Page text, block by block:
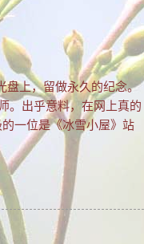
上，留做永久的纪念。
。出乎意料，在网上真的
一位是《冰雪小屋》站